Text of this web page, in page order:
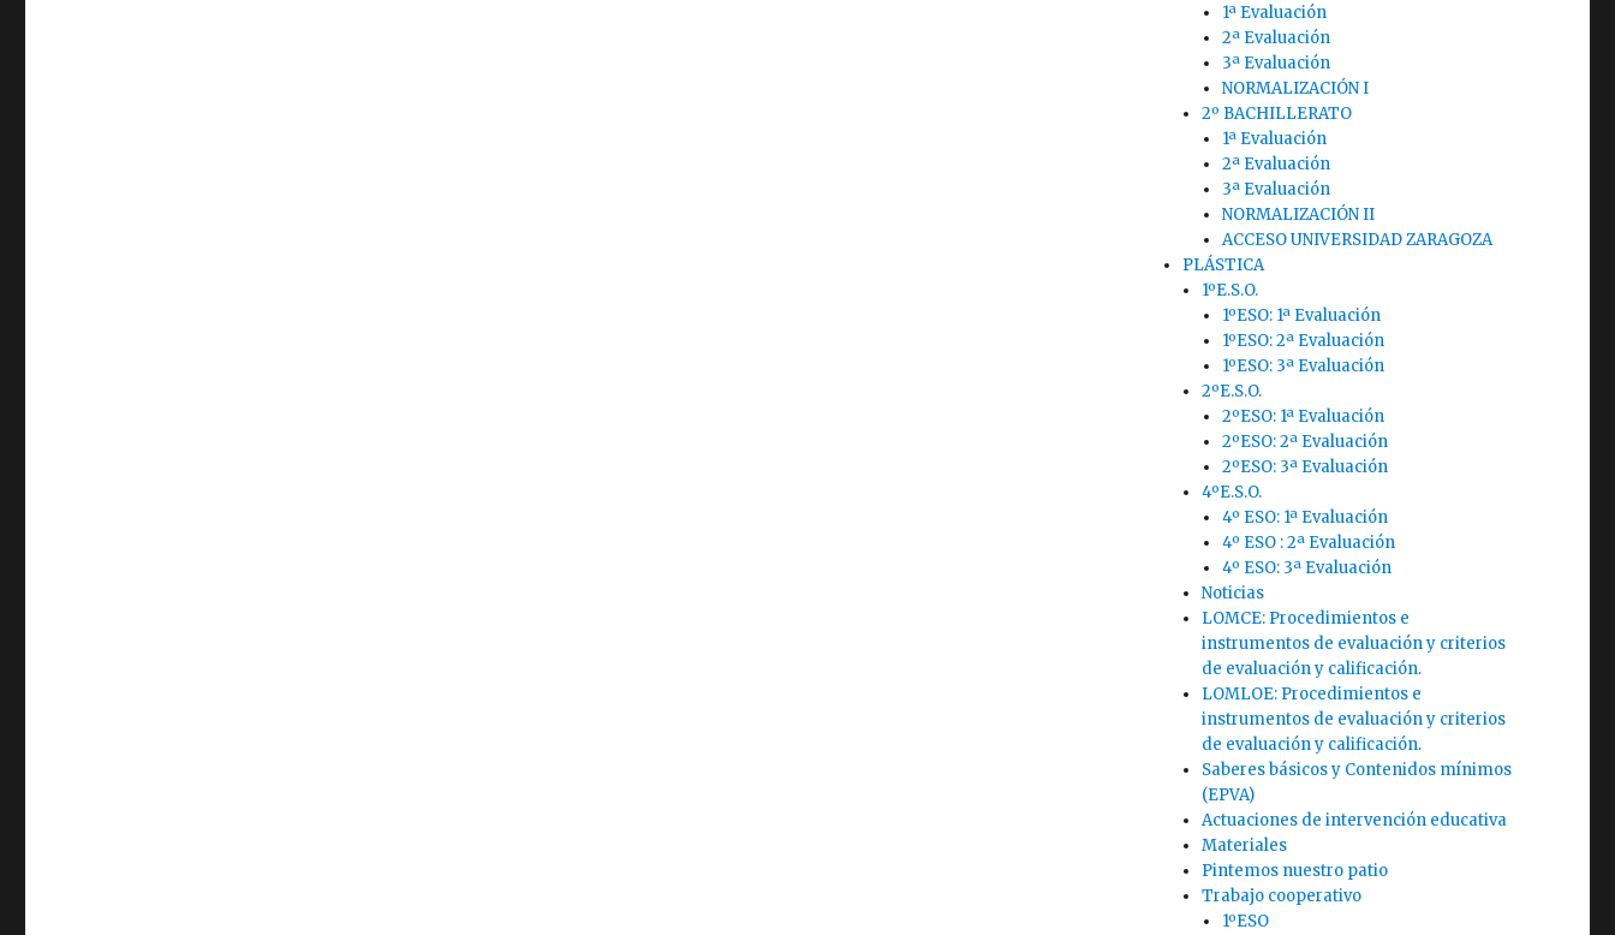
1ª Evaluación
2ª Evaluación
3ª Evaluación
NORMALIZACIÓN I
2º BACHILLERATO
1ª Evaluación
2ª Evaluación
3ª Evaluación
NORMALIZACIÓN II
ACCESO UNIVERSIDAD ZARAGOZA
PLÁSTICA
1ºE.S.O.
1ºESO: 1ª Evaluación
1ºESO: 2ª Evaluación
1ºESO: 3ª Evaluación
2ºE.S.O.
2ºESO: 1ª Evaluación
2ºESO: 2ª Evaluación
2ºESO: 3ª Evaluación
4ºE.S.O.
4º ESO: 1ª Evaluación
4º ESO : 2ª Evaluación
4º ESO: 3ª Evaluación
Noticias
LOMCE: Procedimientos e
instrumentos de evaluación y criterios
de evaluación y calificación.
LOMLOE: Procedimientos e
instrumentos de evaluación y criterios
de evaluación y calificación.
Saberes básicos y Contenidos mínimos
(EPVA)
Actuaciones de intervención educativa
Materiales
Pintemos nuestro patio
Trabajo cooperativo
1ºESO